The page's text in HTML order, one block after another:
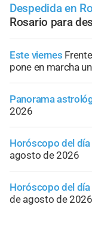
Despedida en
Rosario para
Este viernes
pone en marcha
Panorama
2026
Horóscopo del día
agosto de 2026
Horóscopo del día
de agosto de 2026